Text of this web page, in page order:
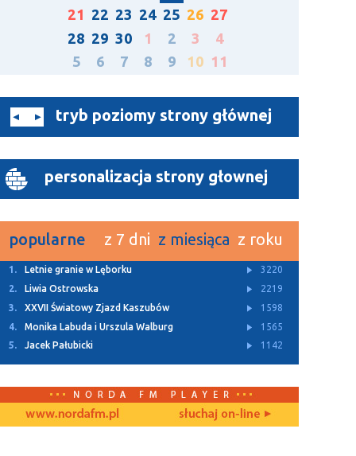
21 22 23 24 25 26 27
28 29 30 1 2 3
4
5
6 7 8 9 10 11
tryb poziomy strony głównej
personalizacja strony głownej
popularne z 7 dni z miesiąca z roku
1. Letnie granie w Lęborku
3220
2.
Liwia Ostrowska
2219
3.
XXVII Światowy Zjazd Kaszubów
1598
4.
Monika Labuda i Urszula Walburg
1565
5.
Jacek Pałubicki 1142